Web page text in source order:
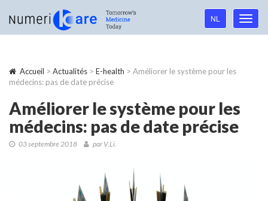
Language
navigation
NL
Accueil > Actualités > E-health > Améliorer le système pour les
médecins: pas de date précise
Améliorer le système pour les
médecins: pas de date précise
03 septembre 2018 par V.Li.